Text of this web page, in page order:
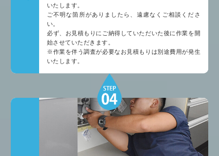
いたします。
ご不明な箇所がありましたら、遠慮なくご相談くださ
い。
必ず、お見積もりにご納得していただいた後に作業を開
始させていただきます。
※作業を伴う調査が必要なお見積もりは別途費用が発生
いたします。